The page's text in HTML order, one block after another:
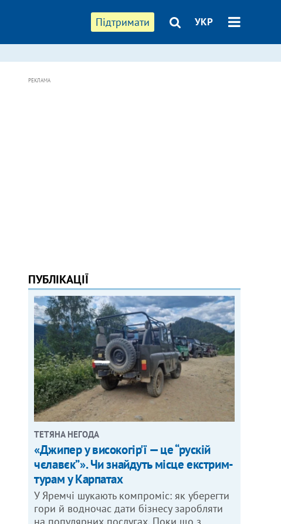
Підтримати УКР
РЕКЛАМА
ПУБЛІКАЦІЇ
ТЕТЯНА НЕГОДА
«Джипер у високогір'ї — це “рускій
чєлавєк”». Чи знайдуть місце екстрим-
турам у Карпатах
У Яремчі шукають компроміс: як уберегти
гори й водночас дати бізнесу заробляти
на популярних послугах. Поки що з